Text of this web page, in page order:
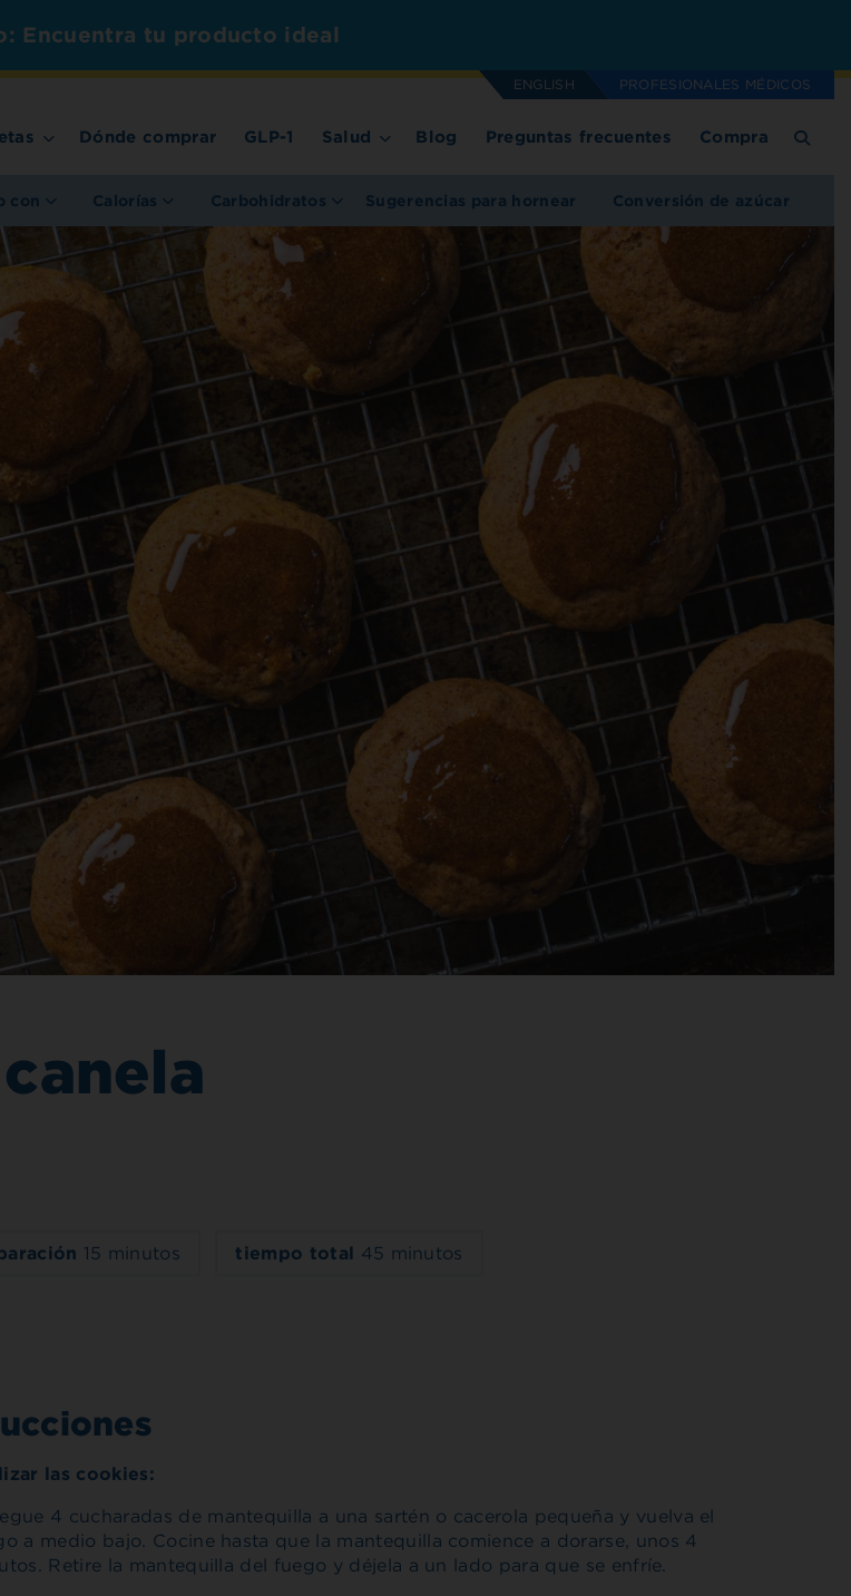
Encuentra tu producto ideal
ENGLISH PROFESIONALES MÉDICOS
Dónde comprar GLP-1 Salud Blog Preguntas frecuentes Compra
con Calorías Carbohidratos Sugerencias para hornear Conversión de azúcar
15 minutos tiempo total 45 minutos
las cookies:
4 cucharadas de mantequilla a una sartén o cacerola pequeña y vuelva el
a medio bajo. Cocine hasta que la mantequilla comience a dorarse, unos 4
Retire la mantequilla del fuego y déjela a un lado para que se enfríe.